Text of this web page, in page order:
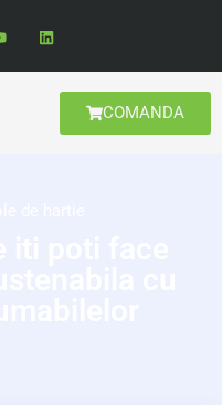
COMANDA
poti face
cu